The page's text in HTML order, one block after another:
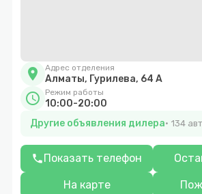
location_on Адрес отделения
Алматы, Гурилева, 64 А
schedule Режим работы
10:00-20:00
Другие объявления дилера
134
phoneПоказать телефон
На карте